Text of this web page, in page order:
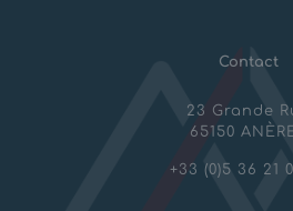
Contact
23 Grande
65150
+33 (0)5 36 21